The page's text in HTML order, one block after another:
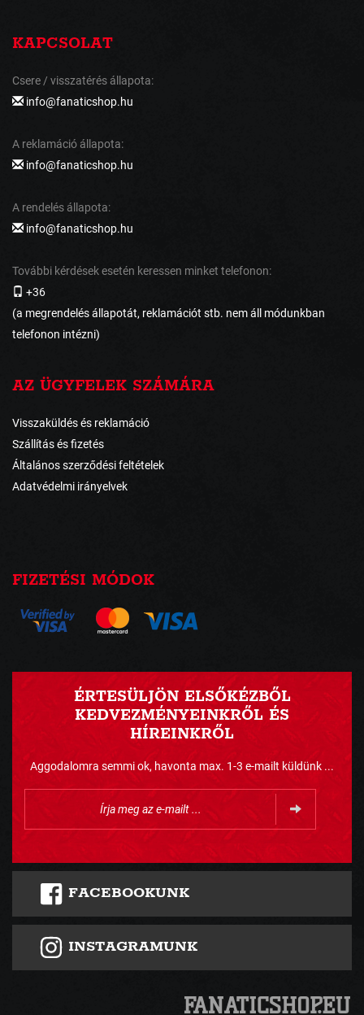
KAPCSOLAT
Csere / visszatérés állapota:
info@fanaticshop.hu
A reklamáció állapota:
info@fanaticshop.hu
A rendelés állapota:
info@fanaticshop.hu
További kérdések esetén keressen minket telefonon:
+36
(a megrendelés állapotát, reklamációt stb. nem áll módunkban
telefonon intézni)
AZ ÜGYFELEK SZÁMÁRA
Visszaküldés és reklamáció
Szállítás és fizetés
Általános szerződési feltételek
Adatvédelmi irányelvek
FIZETÉSI MÓDOK
ÉRTESÜLJÖN ELSŐKÉZBŐL
KEDVEZMÉNYEINKRŐL ÉS
HÍREINKRŐL
Aggodalomra semmi ok, havonta max. 1-3 e-mailt küldünk ...
FACEBOOKUNK
INSTAGRAMUNK